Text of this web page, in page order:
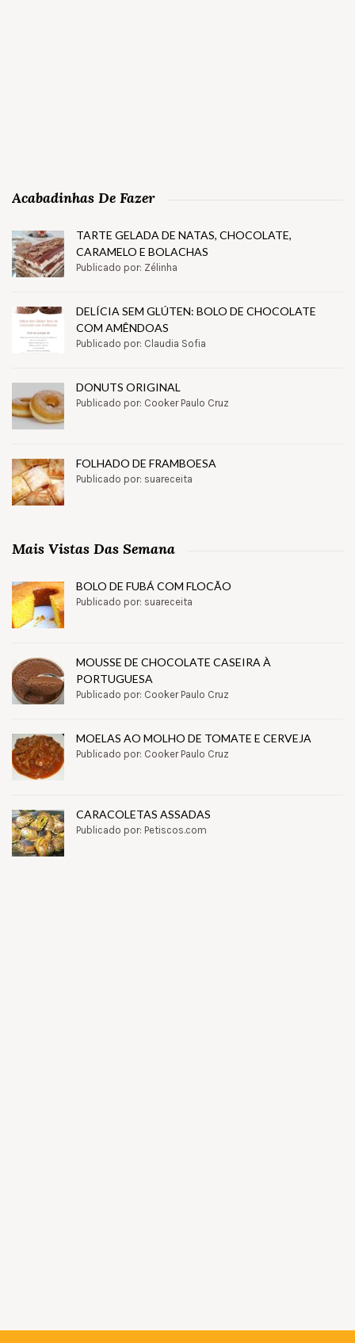
Acabadinhas De Fazer
TARTE GELADA DE NATAS, CHOCOLATE,
CARAMELO E BOLACHAS
Publicado por: Zélinha
DELÍCIA SEM GLÚTEN: BOLO DE CHOCOLATE
COM AMÊNDOAS
Publicado por: Claudia Sofia
DONUTS ORIGINAL
Publicado por: Cooker Paulo Cruz
FOLHADO DE FRAMBOESA
Publicado por: suareceita
Mais Vistas Das Semana
BOLO DE FUBÁ COM FLOCÃO
Publicado por: suareceita
MOUSSE DE CHOCOLATE CASEIRA À
PORTUGUESA
Publicado por: Cooker Paulo Cruz
MOELAS AO MOLHO DE TOMATE E CERVEJA
Publicado por: Cooker Paulo Cruz
CARACOLETAS ASSADAS
Publicado por: Petiscos.com